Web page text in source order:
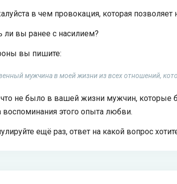
в чем провокация, которая позволяет
ли вы ранее с насилием?
вы пишите:
мужчина в моей жизни из всех отношений,
не было в вашей жизни мужчин, которые
воспоминания этого опыта любви.
ещё раз, ответ на какой вопрос